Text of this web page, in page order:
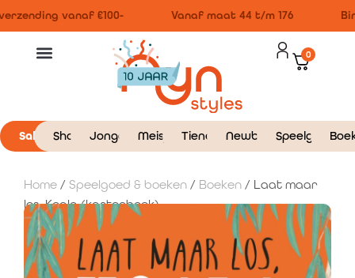
vanaf €100- Vanaf maat 44 t/m 176
0
Sale Shop JongensMeisjes Tieners NewbornSpeelgoed
Home / Speelgoed & boeken / Boeken / Laat maar
los, Koala (kartonboek)